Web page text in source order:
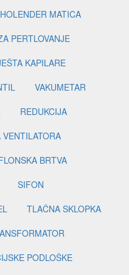
HOLENDER MATICA
PERTLOVANJE
KAPILARE
VAKUMETAR
REDUKCIJA
VENTILATORA
BRTVA
SIFON
TLAČNA SKLOPKA
PODLOŠKE